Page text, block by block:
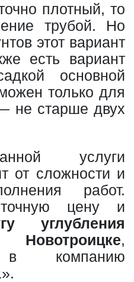
плотный, то
трубой. Но
этот вариант
есть вариант
основной
только для
не старше двух
услуги
от сложности и
работ.
цену и
углубления
,
в компанию